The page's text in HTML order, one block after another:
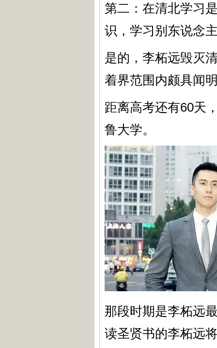
第二：在清北学习
识，学习别东说念
是的，李柘远毁灭
着界范围内颇具闻
距离高考还有60天
鲁大学。
那段时期是李柘远
读圣贤书的李柘远